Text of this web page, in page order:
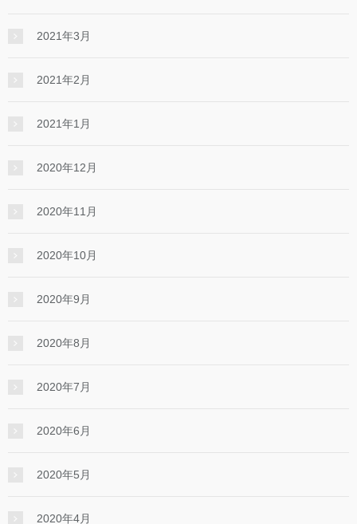
2021年3月
2021年2月
2021年1月
2020年12月
2020年11月
2020年10月
2020年9月
2020年8月
2020年7月
2020年6月
2020年5月
2020年4月